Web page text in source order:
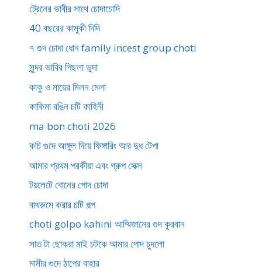
ট্রেনের ভাবীর সাথে চোদাচোদি
40 বছরের কামুকী দিদি
৭ গুদ চোদা ধোন family incest group choti
সুন্দর ভাবির পিছলা ভুদা
কাকু ও মায়ের মিলন মেলা
কাকিমা রঙিন চটি কাহিনী
ma bon choti 2026
কচি গুদে আঙ্গুল দিয়ে ফিঙ্গারিং আর দুধ টেপা
আমার প্রথম পরকীয়া এবং গ্রুপ সেক্স
টয়লেটে বোনের পোদ চোদা
বাথরুমে করার চটি গল্প
choti golpo kahini আম্মিজানের গুদ কুরবান
সাত টা ছোকরা মাই চটকে আমার পোদ চুদলো
মামীর গুদে ঠাপের বাহার